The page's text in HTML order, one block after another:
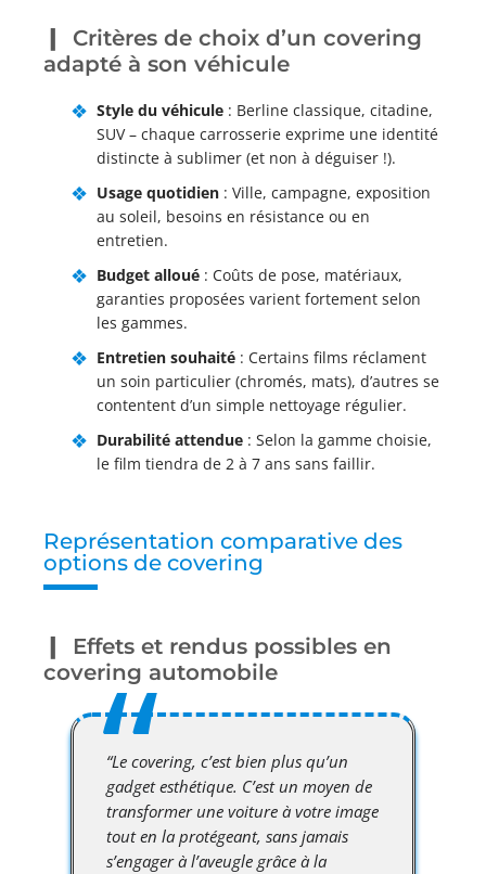
Critères de choix d’un covering
adapté à son véhicule
Style du véhicule : Berline classique, citadine,
SUV – chaque carrosserie exprime une identité
distincte à sublimer (et non à déguiser !).
Usage quotidien : Ville, campagne, exposition
au soleil, besoins en résistance ou en
entretien.
Budget alloué : Coûts de pose, matériaux,
garanties proposées varient fortement selon
les gammes.
Entretien souhaité : Certains films réclament
un soin particulier (chromés, mats), d’autres se
contentent d’un simple nettoyage régulier.
Durabilité attendue : Selon la gamme choisie,
le film tiendra de 2 à 7 ans sans faillir.
Représentation comparative des
options de covering
Effets et rendus possibles en
covering automobile
“Le covering, c’est bien plus qu’un
gadget esthétique. C’est un moyen de
transformer une voiture à votre image
tout en la protégeant, sans jamais
s’engager à l’aveugle grâce à la